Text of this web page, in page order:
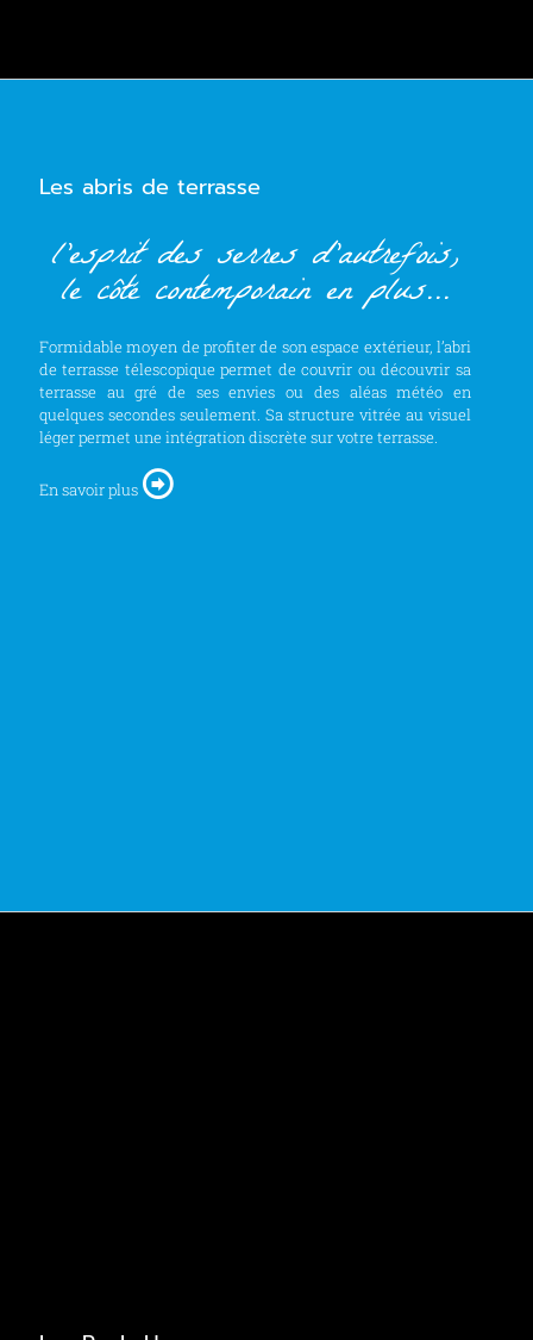
Les abris de terrasse
l’esprit des serres d’autrefois,
le côté contemporain en plus...
Formidable moyen de profiter de son espace extérieur, l’abri
de terrasse télescopique permet de couvrir ou découvrir sa
terrasse au gré de ses envies ou des aléas météo en
quelques secondes seulement. Sa structure vitrée au visuel
léger permet une intégration discrète sur votre terrasse.
En savoir plus